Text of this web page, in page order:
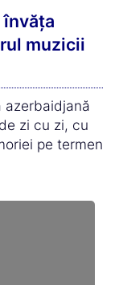
învăța
muzicii
azerbaidjană
zi cu zi, cu
pe termen